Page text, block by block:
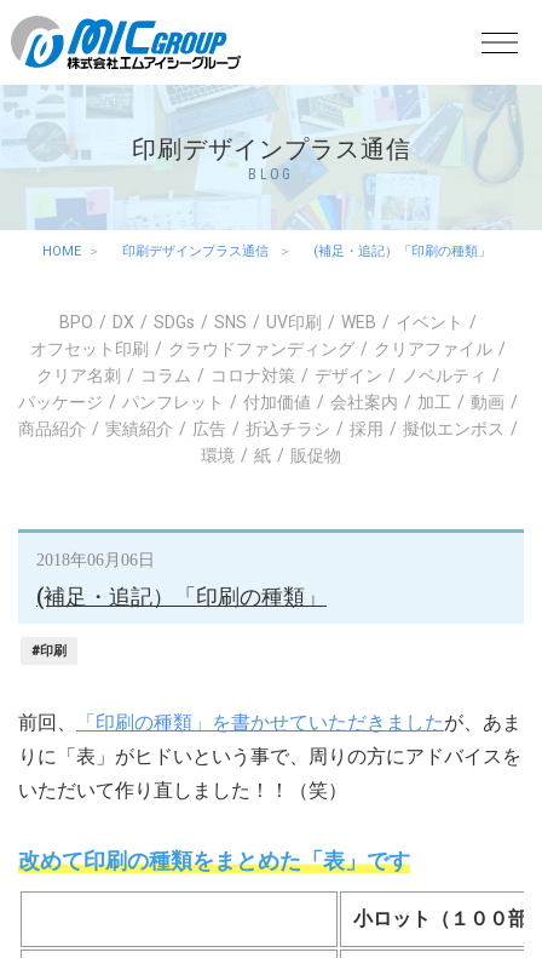
印刷デザインプラス通信
BLOG
HOME 印刷デザインプラス通信 (補足・追記）「印刷の種類」
BPO DX SDGs SNS UV印刷 WEB
イベント
オフセット印刷
クラウドファンディング
クリアファイル
クリア名刺
コラム コロナ対策 デザイン
ノベルティ
パッケージ
パンフレット 付加価値 会社案内 加工
動画
商品紹介
実績紹介 広告 折込チラシ 採用
擬似エンボス
環境
紙 販促物
2018年06月06日
(補足・追記）「印刷の種類」
#印刷
前回、 「印刷の種類」を書かせていただきましたが、あま
りに「表」がヒドいという事で、周りの方にアドバイスを
いただいて作り直しました！！（笑）
改めて印刷の種類をまとめた「表」です
小ロット（１００部